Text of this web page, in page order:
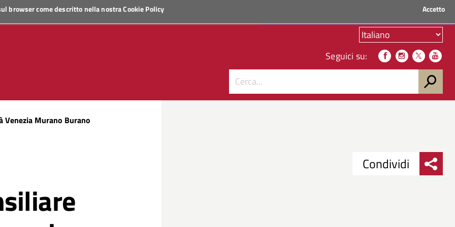
browser come descritto nella nostraCookie Policy Accetto
Seguici su:
Venezia Murano Burano
Condividi